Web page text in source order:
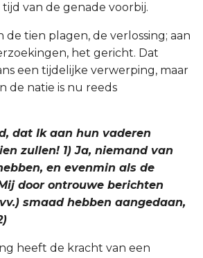
van de genade voorbij.
de tien plagen, de verlossing; aan
het gericht. Dat
een tijdelijke verwerping, maar
de natie is nu reeds
dat Ik aan hun vaderen
zullen! 1) Ja, niemand van
en evenmin als de
door ontrouwe berichten
smaad hebben aangedaan,
heeft de kracht van een